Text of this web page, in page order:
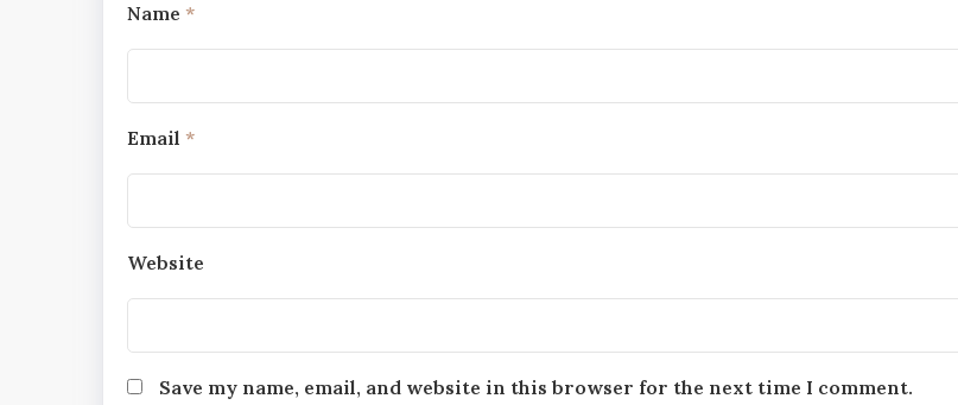
Name *
Email *
Website
Save my name, email, and website in this browser for the next time I comment.